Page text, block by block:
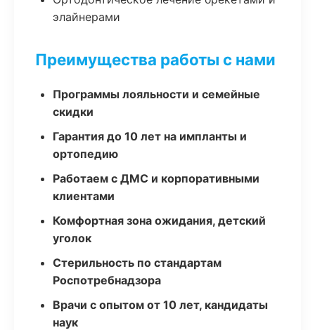
элайнерами
Преимущества работы с нами
Программы лояльности и семейные
скидки
Гарантия до 10 лет на импланты и
ортопедию
Работаем с ДМС и корпоративными
клиентами
Комфортная зона ожидания, детский
уголок
Стерильность по стандартам
Роспотребнадзора
Врачи с опытом от 10 лет, кандидаты
наук